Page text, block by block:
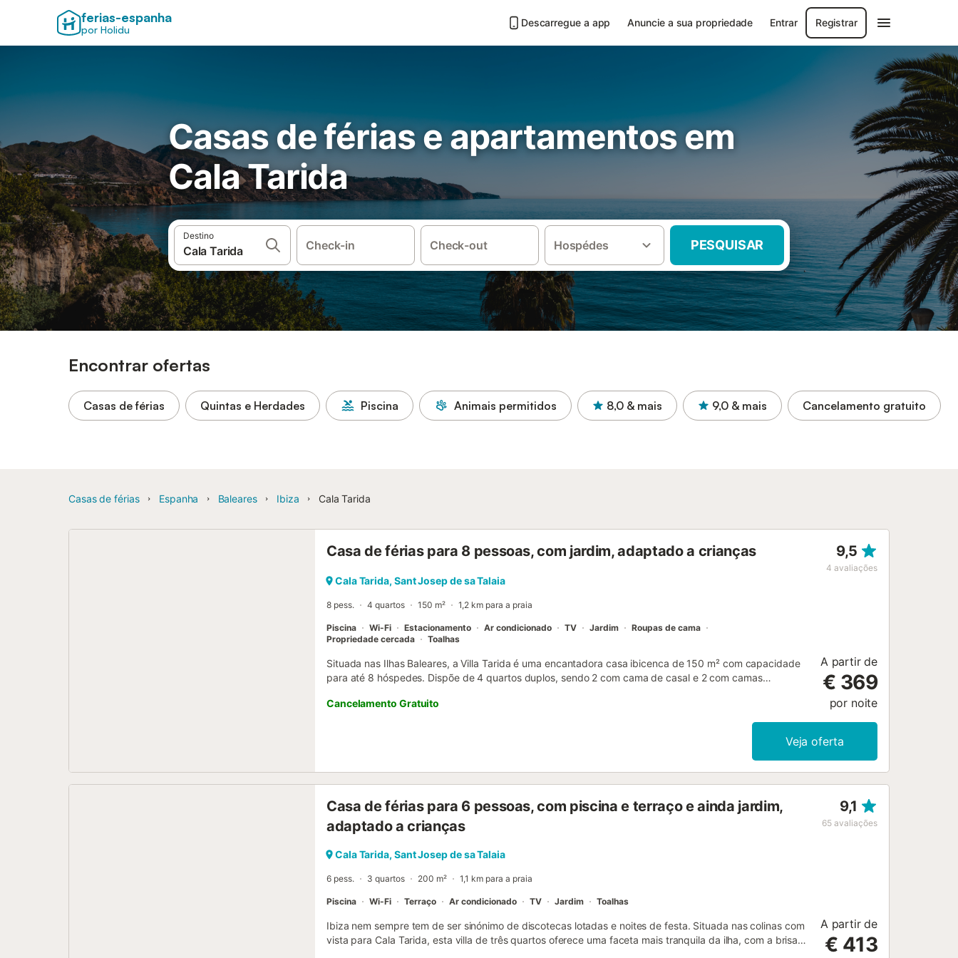
ferias-espanha
por Holidu
Descarregue a app Anuncie a sua propriedade Entrar Registrar
Casas de férias e apartamentos em
Cala Tarida
Destino
Check-in Check-out Hospédes PESQUISAR
Encontrar ofertas
Casas de férias Quintas e Herdades Piscina Animais permitidos 8,0 & mais 9,0 & mais Cancelamento gratuito
Casas de férias Espanha Baleares Ibiza Cala Tarida
Casa de férias para 8 pessoas, com jardim, adaptado a crianças 9,5
4 avaliações
Cala Tarida, Sant Josep de sa Talaia
8 pess. 4 quartos 150 m² 1,2 km para a praia
Piscina Wi-Fi Estacionamento Ar condicionado TV Jardim
Roupas de cama
Propriedade cercada
Toalhas
Situada nas Ilhas Baleares, a Villa Tarida é uma encantadora casa ibicenca de 150 m² com capacidade
para até 8 hóspedes. Dispõe de 4 quartos duplos, sendo 2 com cama de casal e 2 com camas
acolhedora com Smart TV, cozinha totalmente equipada e lavandaria independente com máquina de
lavar e ferro de engomar. Entre as comodidades encontram-se ar condicionado, Wi-Fi, berço, barbecue
privado e sistema de alarme para maior conforto e segurança. No jardim privado, desfrutam de uma
piscina exterior de 10x5 m aberta todo o ano, com espreguiçadeiras e chapéus de sol. O amplo espaço
exterior inclui terraços cobertos e descobertos, bem como uma mesa grande ideal para refeições ao ar
estadia. Não são permitidos eventos na propriedade. A Villa Tarida está apenas a 4 minutos de carro da
espetacular praia de Cala Tarida, um destino familiar com excelentes restaurantes e magníficos pores
do sol. Serviço de limpeza disponível durante a estadia mediante taxa adicional....
Cancelamento Gratuito
A partir de
€ 369
por noite
Veja oferta
Casa de férias para 6 pessoas, com piscina e terraço e ainda jardim,
adaptado a crianças
9,1
65 avaliações
Cala Tarida, Sant Josep de sa Talaia
6 pess. 3 quartos 200 m² 1,1 km para a praia
Piscina Wi-Fi Terraço Ar condicionado TV Jardim Toalhas
Ibiza nem sempre tem de ser sinónimo de discotecas lotadas e noites de festa. Situada nas colinas com
vista para Cala Tarida, esta villa de três quartos oferece uma faceta mais tranquila da ilha, com a brisa
A partir de
€ 413